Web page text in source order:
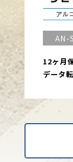
AN-
12ヶ月
データ